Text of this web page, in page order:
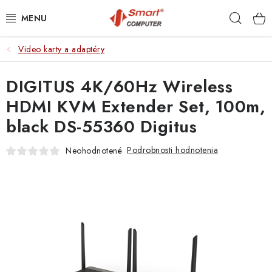
na
NOTEBOOKY
MOBILNÉ ZARIADENIA
PC A KOMPONENTY
PERIFÉRIE
Video karty a adaptéry
DIGITUS 4K/60Hz Wireless
HDMI KVM Extender Set, 100m,
black DS-55360 Digitus
Neohodnotené Podrobnosti hodnotenia